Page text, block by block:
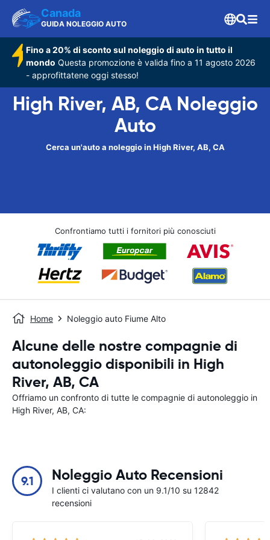
Canada
GUIDA NOLEGGIO AUTO
Fino a 20% di sconto sul noleggio di auto in tutto il
mondo Questa promozione è valida fino a 11 agosto 2026
- approfittatene oggi stesso!
High River, AB, CA Noleggio
Auto
Cerca un'auto a noleggio in High River, AB, CA
Confrontiamo tutti i fornitori più conosciuti
Home Noleggio auto Fiume Alto
Alcune delle nostre compagnie di
autonoleggio disponibili in High
River, AB, CA
Offriamo un confronto di tutte le compagnie di autonoleggio in
High River, AB, CA:
9.1 Noleggio Auto Recensioni
I clienti ci valutano con un 9.1/10 su 12842
recensioni